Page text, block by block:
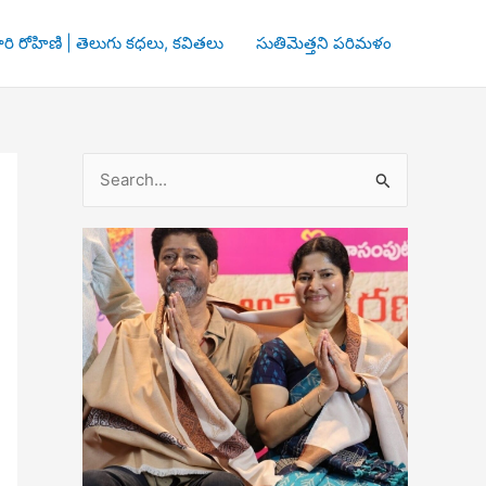
రోహిణి | తెలుగు కధలు, కవితలు సుతిమెత్తని పరిమళం
a
r
c
h
f
o
r